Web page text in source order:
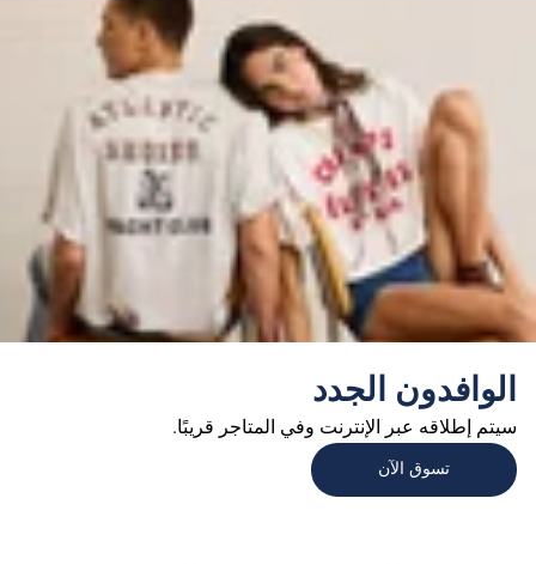
الوافدون الجدد
سيتم إطلاقه عبر الإنترنت وفي المتاجر قريبًا.
تسوق الآن